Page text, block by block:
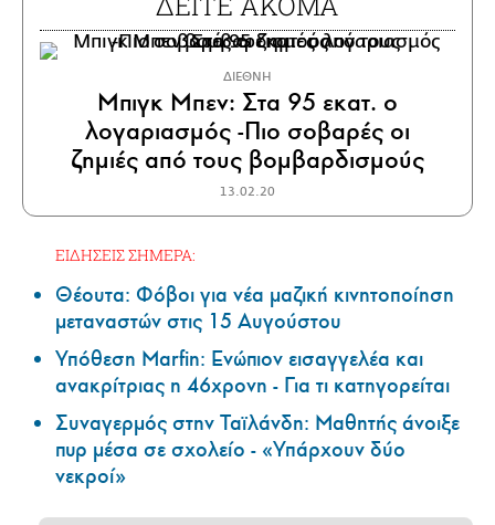
ΔΙΕΘΝΗ
Μπιγκ Μπεν: Στα 95 εκατ. ο
λογαριασμός -Πιο σοβαρές οι
ζημιές από τους βομβαρδισμούς
13.02.20
ΕΙΔΗΣΕΙΣ ΣΗΜΕΡΑ:
Θέουτα: Φόβοι για νέα μαζική κινητοποίηση
μεταναστών στις 15 Αυγούστου
Υπόθεση Marfin: Ενώπιον εισαγγελέα και
ανακρίτριας η 46χρονη - Για τι κατηγορείται
Συναγερμός στην Ταϊλάνδη: Μαθητής άνοιξε
πυρ μέσα σε σχολείο - «Υπάρχουν δύο
νεκροί»